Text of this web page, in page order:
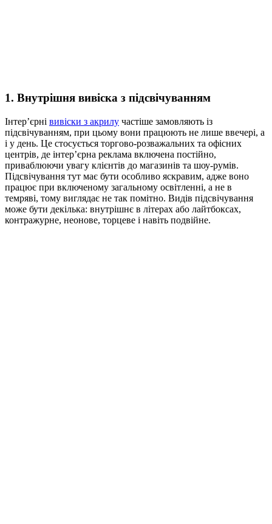
1. Внутрішня вивіска з підсвічуванням
Інтер’єрні вивіски з акрилу частіше замовляють із
підсвічуванням, при цьому вони працюють не лише ввечері, а
і у день. Це стосується торгово-розважальних та офісних
центрів, де інтер’єрна реклама включена постійно,
приваблюючи увагу клієнтів до магазинів та шоу-румів.
Підсвічування тут має бути особливо яскравим, адже воно
працює при включеному загальному освітленні, а не в
темряві, тому виглядає не так помітно. Видів підсвічування
може бути декілька: внутрішнє в літерах або лайтбоксах,
контражурне, неонове, торцеве і навіть подвійне.